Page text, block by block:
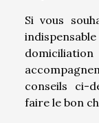
Si vous
conseils ci-
faire le bon